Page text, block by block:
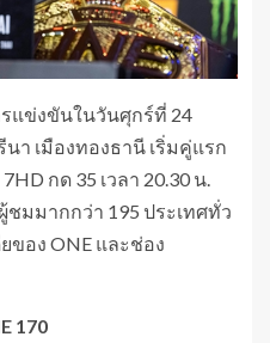
แข่งขันในวันศุกร์ที่ 24
า เมืองทองธานี เริ่มคู่แรก
กด 35 เวลา 20.30 น.
มมากกว่า 195 ประเทศทั่ว
ของ ONE และช่อง
170